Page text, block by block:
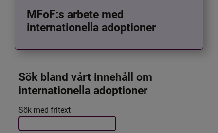
MFoF:s arbete med
internationella adoptioner
Sök bland vårt innehåll om
internationella adoptioner
Filtrera resultatet
Det här formuläret postas automatiskt
Sök med fritext